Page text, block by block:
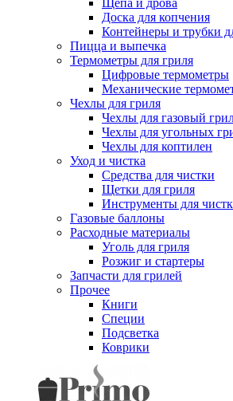
Доска для копчения
Контейнеры и трубки
Пицца и выпечка
Термометры для гриля
Цифровые термометры
Механические
Чехлы для гриля
Чехлы для газовый
Чехлы для угольных
Чехлы для коптилен
Уход и чистка
Средства для чистки
Щетки для гриля
Инструменты для
Газовые баллоны
Расходные материалы
Уголь для гриля
Розжиг и стартеры
Запчасти для грилей
Прочее
Книги
Специи
Подсветка
Коврики